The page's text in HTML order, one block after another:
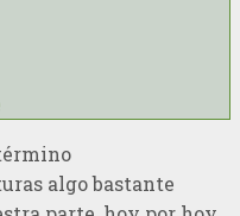
algo bastante